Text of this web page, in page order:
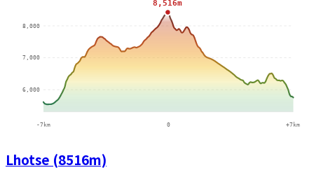
Lhotse (8516m)